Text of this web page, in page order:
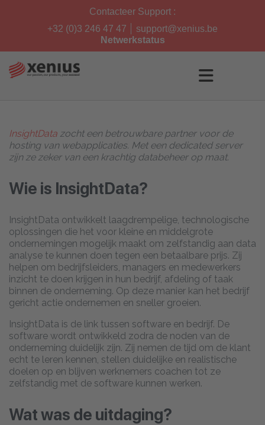
Contacteer Support :
+32 (0)3 246 47 47
support@xenius.be
Netwerkstatus
InsightData zocht een betrouwbare partner voor de
hosting van webapplicaties. Met een dedicated server
zijn ze zeker van een krachtig databeheer op maat.
Wie is InsightData?
InsightData ontwikkelt laagdrempelige, technologische
oplossingen die het voor kleine en middelgrote
ondernemingen mogelijk maakt om zelfstandig aan data
analyse te kunnen doen tegen een betaalbare prijs. Zij
helpen om bedrijfsleiders, managers en medewerkers
inzicht te doen krijgen in hun bedrijf, afdeling of taak
binnen de onderneming. Op deze manier kan het bedrijf
gericht actie ondernemen en sneller groeien.
InsightData is de link tussen software en bedrijf. De
software wordt ontwikkeld zodra de noden van de
onderneming duidelijk zijn. Zij nemen de tijd om de klant
echt te leren kennen, stellen duidelijke en realistische
doelen op en blijven werknemers coachen tot ze
zelfstandig met de software kunnen werken.
Wat was de uitdaging?